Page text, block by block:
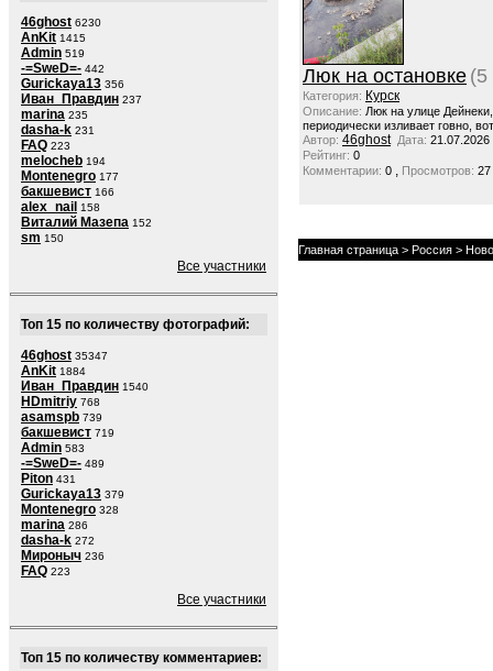
46ghost 6230
AnKit 1415
Admin 519
-=SweD=- 442
Gurickaya13 356
Иван_Правдин 237
marina 235
dasha-k 231
FAQ 223
melocheb 194
Montenegro 177
бакшевист 166
alex_nail 158
Виталий Мазепа 152
sm 150
Все участники
Топ 15 по количеству фотографий:
46ghost 35347
AnKit 1884
Иван_Правдин 1540
HDmitriy 768
asamspb 739
бакшевист 719
Admin 583
-=SweD=- 489
Piton 431
Gurickaya13 379
Montenegro 328
marina 286
dasha-k 272
Мироныч 236
FAQ 223
Все участники
Топ 15 по количеству комментариев:
Люк на остановке (5
Категория: Курск
Описание: Люк на улице
периодически изливает говно,
Автор: 46ghost Дата: 21.07.2026
Рейтинг: 0
Комментарии: 0 , Просмотров: 27
Главная страница > Россия >